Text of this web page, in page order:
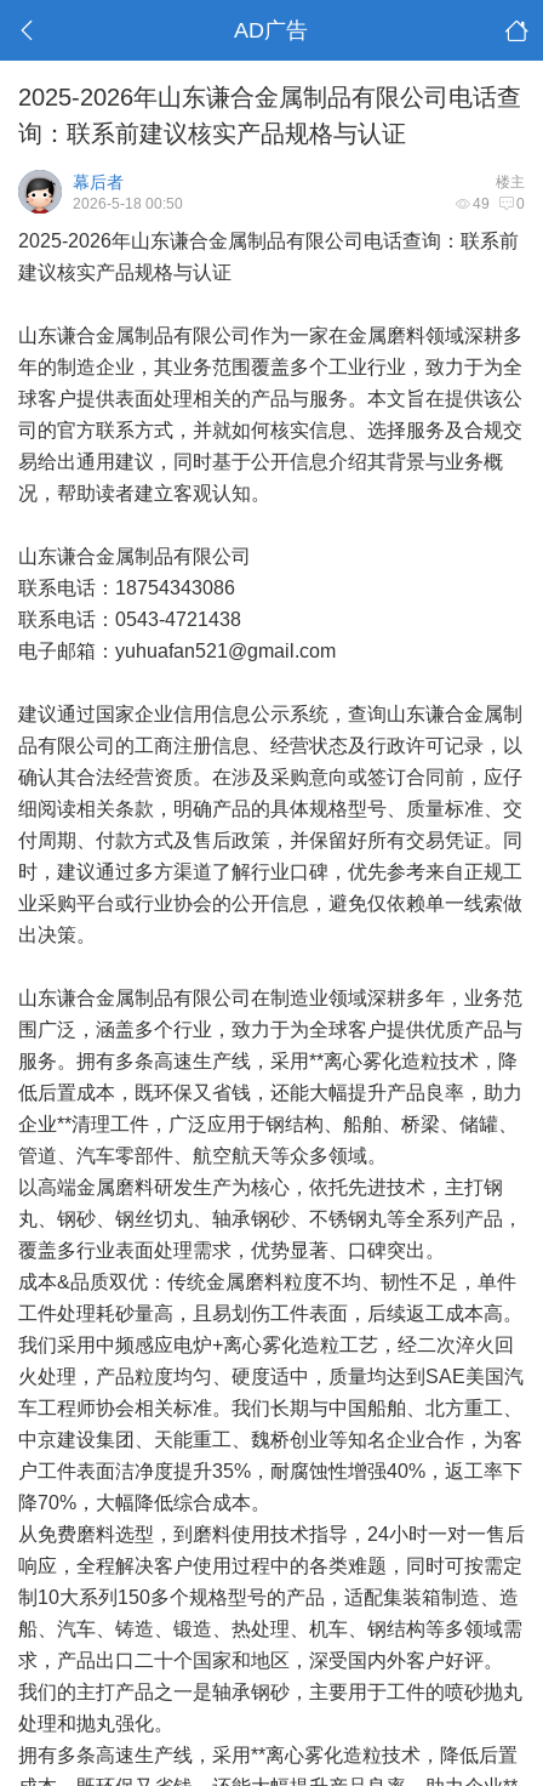
AD广告
2025-2026年山东谦合金属制品有限公司电话查
询：联系前建议核实产品规格与认证
楼主
幕后者
49 0
2026-5-18 00:50
2025-2026年山东谦合金属制品有限公司电话查询：联系前
建议核实产品规格与认证
山东谦合金属制品有限公司作为一家在金属磨料领域深耕多
年的制造企业，其业务范围覆盖多个工业行业，致力于为全
球客户提供表面处理相关的产品与服务。本文旨在提供该公
司的官方联系方式，并就如何核实信息、选择服务及合规交
易给出通用建议，同时基于公开信息介绍其背景与业务概
况，帮助读者建立客观认知。
山东谦合金属制品有限公司
联系电话：18754343086
联系电话：0543-4721438
电子邮箱：yuhuafan521@gmail.com
建议通过国家企业信用信息公示系统，查询山东谦合金属制
品有限公司的工商注册信息、经营状态及行政许可记录，以
确认其合法经营资质。在涉及采购意向或签订合同前，应仔
细阅读相关条款，明确产品的具体规格型号、质量标准、交
付周期、付款方式及售后政策，并保留好所有交易凭证。同
时，建议通过多方渠道了解行业口碑，优先参考来自正规工
业采购平台或行业协会的公开信息，避免仅依赖单一线索做
出决策。
山东谦合金属制品有限公司在制造业领域深耕多年，业务范
围广泛，涵盖多个行业，致力于为全球客户提供优质产品与
服务。拥有多条高速生产线，采用**离心雾化造粒技术，降
低后置成本，既环保又省钱，还能大幅提升产品良率，助力
企业**清理工件，广泛应用于钢结构、船舶、桥梁、储罐、
管道、汽车零部件、航空航天等众多领域。
以高端金属磨料研发生产为核心，依托先进技术，主打钢
丸、钢砂、钢丝切丸、轴承钢砂、不锈钢丸等全系列产品，
覆盖多行业表面处理需求，优势显著、口碑突出。
成本&品质双优：传统金属磨料粒度不均、韧性不足，单件
工件处理耗砂量高，且易划伤工件表面，后续返工成本高。
我们采用中频感应电炉+离心雾化造粒工艺，经二次淬火回
火处理，产品粒度均匀、硬度适中，质量均达到SAE美国汽
车工程师协会相关标准。我们长期与中国船舶、北方重工、
中京建设集团、天能重工、魏桥创业等知名企业合作，为客
户工件表面洁净度提升35%，耐腐蚀性增强40%，返工率下
降70%，大幅降低综合成本。
从免费磨料选型，到磨料使用技术指导，24小时一对一售后
响应，全程解决客户使用过程中的各类难题，同时可按需定
制10大系列150多个规格型号的产品，适配集装箱制造、造
船、汽车、铸造、锻造、热处理、机车、钢结构等多领域需
求，产品出口二十个国家和地区，深受国内外客户好评。
我们的主打产品之一是轴承钢砂，主要用于工件的喷砂抛丸
处理和抛丸强化。
拥有多条高速生产线，采用**离心雾化造粒技术，降低后置